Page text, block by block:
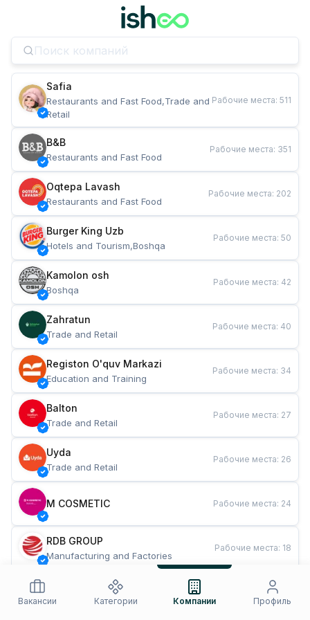
Safia
Restaurants and Fast Food,Trade and
Retail
Рабочие места: 511
B&B
Restaurants and Fast Food
Рабочие места: 351
Oqtepa Lavash
Restaurants and Fast Food
Рабочие места: 202
Burger King Uzb
Hotels and Tourism,Boshqa
Рабочие места: 50
Kamolon osh
Boshqa
Рабочие места: 42
Zahratun
Trade and Retail
Рабочие места: 40
Registon O'quv Markazi
Education and Training
Рабочие места: 34
Balton
Trade and Retail
Рабочие места: 27
Uyda
Trade and Retail
Рабочие места: 26
M COSMETIC Рабочие места: 24
RDB GROUP
Manufacturing and Factories
Рабочие места: 18
Restaurants and Fast Food
Рабочие места
Вакансии
Категории Компании Профиль